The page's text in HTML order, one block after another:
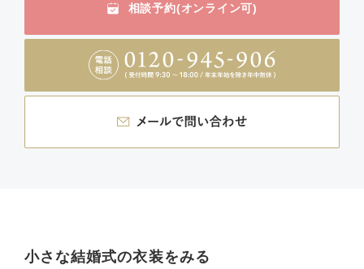
相談予約(オンライン可)
小さな結婚式の衣装をみる